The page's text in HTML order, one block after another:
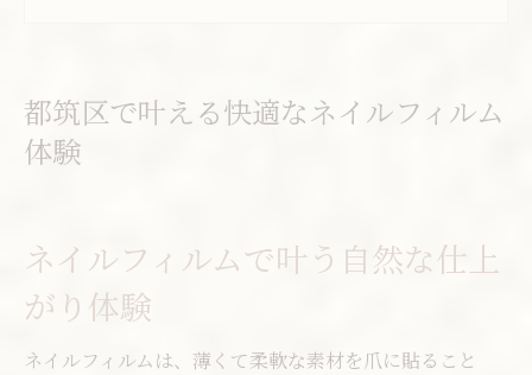
仕事帰りにも嬉しいネイルの魅力とは
長時間持続するネイルフィルムのポイント
仕事後でも選びやすい施術内容を解説
ネイル選び迷うならフィルイン術を押さえて
都筑区で叶える快適なネイルフィルム
体験
ネイルフィルムで叶う自然な仕上
がり体験
ネイルフィルムは、薄くて柔軟な素材を爪に貼ること